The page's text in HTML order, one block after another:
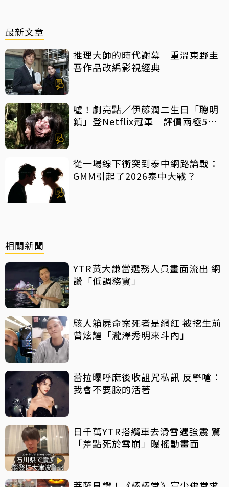
最新文章
推理大師的時代謝幕 重溫東野圭
吾作品改編影視經典
噓！劇亮點／伊藤潤二生日「聰明
鎮」登Netflix冠軍 評價兩極5大
從一場線下衝突到泰中網路論戰：
GMM引起了2026泰中大戰？
相關新聞
YTR黃大謙當選務人員畫面流出 網
讚「低調務實」
駭人箱屍命案死者是網紅 被挖生前
曾炫耀「瀧澤秀明來斗內」
蕾拉曝呼麻後收詛咒私訊 反擊嗆：
我會不要臉的活著
日千萬YTR搭纜車去滑雪遇強震 驚
「差點死於雪崩」曝搖動畫面